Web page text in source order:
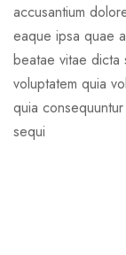
accusantium
eaque ipsa quae
beatae vitae dicta
voluptatem quia
quia
sequi